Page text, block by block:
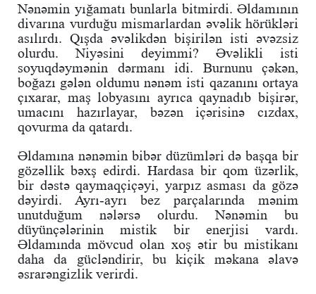
Nənəmin yığamatı bunlarla bitmirdi. Əldamının
divarına vurduğu mismarlardan əvəlik hörükləri
asılırdı. Qışda əvəlikdən bişirilən isti əvəzsiz
olurdu. Niyəsini deyimmi? Əvəlikli isti
soyuqdəymənin dərmanı idi. Burnunu çəkən,
boğazı gələn oldumu nənəm isti qazanını ortaya
çıxarar, maş lobyasını ayrıca qaynadıb bişirər,
umacını hazırlayar, bəzən içərisinə cızdax,
qovurma da qatardı.
Əldamına nənəmin bibər düzümləri də başqa bir
gözəllik bəxş edirdi. Hardasa bir qom üzərlik,
bir dəstə qaymaqçiçəyi, yarpız asması da gözə
dəyirdi. Ayrı-ayrı bez parçalarında mənim
unutduğum nələrsə olurdu. Nənəmin bu
düyünçələrinin mistik bir enerjisi vardı.
Əldamında mövcud olan xoş ətir bu mistikanı
daha da gücləndirir, bu kiçik məkana əlavə
əsrarəngizlik verirdi.